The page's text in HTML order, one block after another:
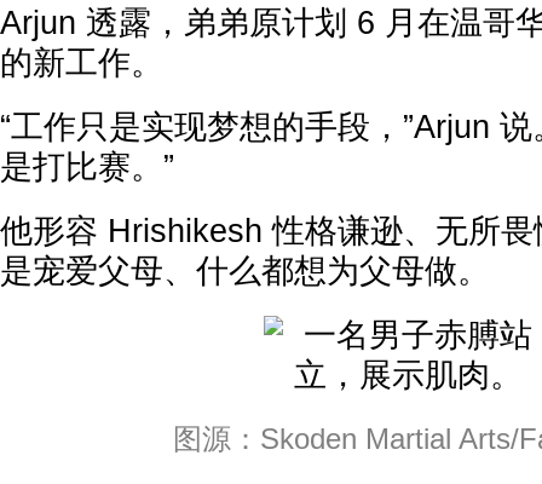
Arjun 透露，弟弟原计划 6 月在温哥
的新工作。
“工作只是实现梦想的手段，”Arjun
是打比赛。”
他形容 Hrishikesh 性格谦逊、无所
是宠爱父母、什么都想为父母做。
图源：Skoden Martial Arts/